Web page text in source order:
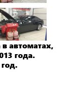
автоматах,
года.